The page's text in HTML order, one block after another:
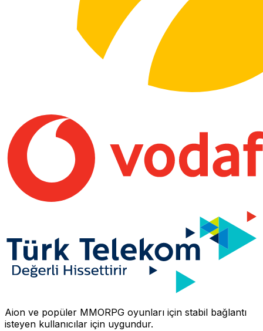
Aion ve popüler MMORPG oyunları için stabil bağlantı
isteyen kullanıcılar için uygundur.